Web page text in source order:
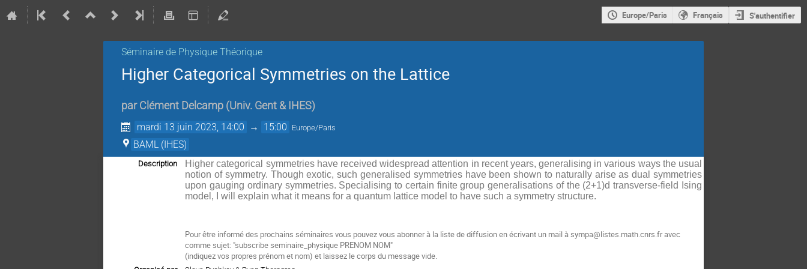
Europe/Paris Français S'authentifier
Séminaire de Physique Théorique
Higher Categorical Symmetries on the Lattice
par Clément Delcamp (Univ. Gent & IHES)
mardi 13 juin 2023, 14:00 → 15:00 Europe/Paris
BAML (IHES)
Description
Higher categorical symmetries have received widespread attention in recent years, generalising in various ways the usual
notion of symmetry. Though exotic, such generalised symmetries have been shown to naturally arise as dual symmetries
upon gauging ordinary symmetries. Specialising to certain finite group generalisations of the (2+1)d transverse-field Ising
model, I will explain what it means for a quantum lattice model to have such a symmetry structure.
Pour être informé des prochains séminaires vous pouvez vous abonner à la liste de diffusionen écrivant un mail à sympa@listes.math.cnrs.fr avec
comme sujet: "subscribeseminaire_physique PRENOM NOM"
(indiquez vos propres prénom et nom) et laissez le corps du message vide.